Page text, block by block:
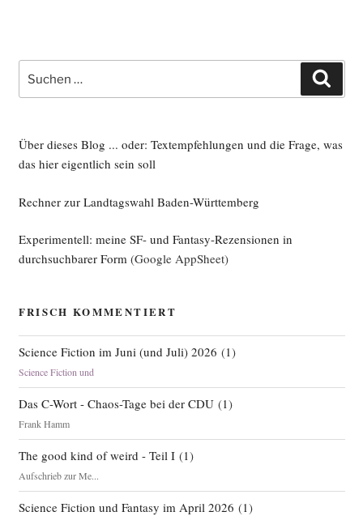
nach:
Über dieses Blog ... oder: Textempfehlungen und die Frage, was
das hier eigentlich sein soll
Rechner zur Landtagswahl Baden-Württemberg
Experimentell: meine SF- und Fantasy-Rezensionen in
durchsuchbarer Form(Google AppSheet)
FRISCH KOMMENTIERT
Science Fiction im Juni (und Juli) 2026 (1)
Science Fiction und
Das C-Wort - Chaos-Tage bei der CDU(1)
Frank Hamm
The good kind of weird - Teil I(1)
Aufschrieb zur Me...
Science Fiction und Fantasy im April 2026 (1)